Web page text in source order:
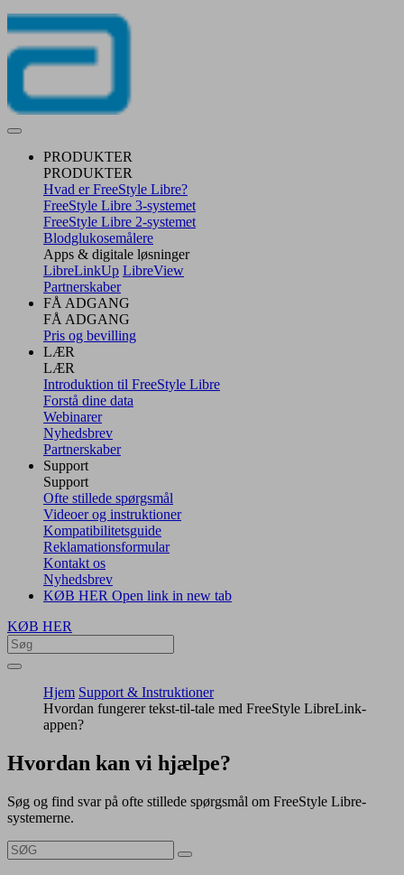
PRODUKTER
PRODUKTER
Hvad er FreeStyle Libre?
FreeStyle Libre 3-systemet
FreeStyle Libre 2-systemet
Blodglukosemålere
Apps & digitale løsninger
LibreLinkUp LibreView
Partnerskaber
FÅ ADGANG
FÅ ADGANG
Pris og bevilling
LÆR
LÆR
Introduktion til FreeStyle Libre
Forstå dine data
Webinarer
Nyhedsbrev
Partnerskaber
Support
Support
Ofte stillede spørgsmål
Videoer og instruktioner
Kompatibilitetsguide
Reklamationsformular
Kontakt os
Nyhedsbrev
KØB HER Open link in new tab
KØB HER
Hjem Support & Instruktioner
Hvordan fungerer tekst-til-tale med FreeStyle LibreLink-
appen?
Hvordan kan vi hjælpe?
Søg og find svar på ofte stillede spørgsmål om FreeStyle Libre-
systemerne.